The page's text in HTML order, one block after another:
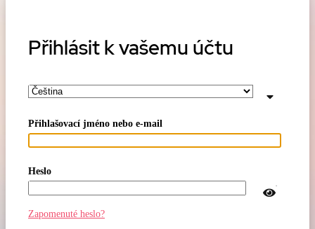
Přihlásit k vašemu účtu
Přihlašovací jméno nebo e-mail
Heslo
Zapomenuté heslo?